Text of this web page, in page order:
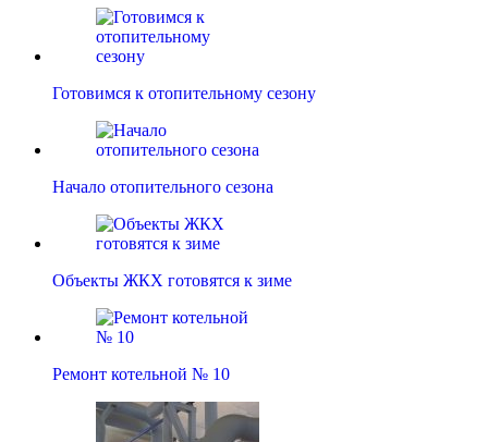
Готовимся к отопительному сезону
Начало отопительного сезона
Объекты ЖКХ готовятся к зиме
Ремонт котельной № 10